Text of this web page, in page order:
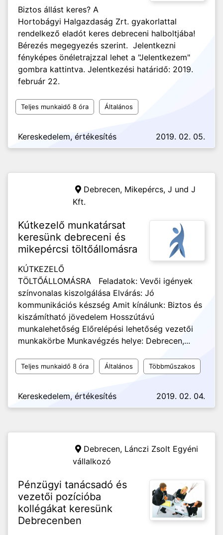
Biztos állást keres? A
Hortobágyi Halgazdaság Zrt. gyakorlattal
rendelkező eladót keres debreceni halboltjába!
Bérezés megegyezés szerint. Jelentkezni
fényképes önéletrajzzal lehet a "Jelentkezem"
gombra kattintva. Jelentkezési határidő: 2019.
február 22.
Teljes munkaidő 8 óra Általános
Kereskedelem, értékesítés 2019. 02. 05.
Debrecen, Mikepércs, J und J
Kft.
Kútkezelő munkatársat
keresünk debreceni és
mikepércsi töltőállomásra
KÚTKEZELŐ
TÖLTŐÁLLOMÁSRA Feladatok: Vevői igények
színvonalas kiszolgálása Elvárás: Jó
kommunikációs készség Amit kínálunk: Biztos és
kiszámítható jövedelem Hosszútávú
munkalehetőség Előrelépési lehetőség vezetői
munkakörbe Munkavégzés helye: Debrecen,...
Teljes munkaidő 8 óra Általános Többműszakos
Kereskedelem, értékesítés 2019. 02. 04.
Debrecen, Lánczi Zsolt Egyéni
vállalkozó
Pénzügyi tanácsadó és
vezetői pozícióba
kollégákat keresünk
Debrecenben